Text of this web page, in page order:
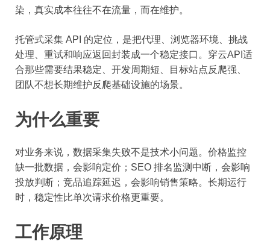
染，真实成本往往不在流量，而在维护。
托管式采集 API 的定位，是把代理、浏览器环境、挑战
处理、重试和响应返回封装成一个稳定接口。穿云API适
合那些需要结果稳定、开发周期短、目标站点反爬强、
团队不想长期维护反爬基础设施的场景。
为什么重要
对业务来说，数据采集失败不是技术小问题。价格监控
缺一批数据，会影响定价；SEO 排名监测中断，会影响
投放判断；竞品追踪延迟，会影响销售策略。长期运行
时，稳定性比单次请求价格更重要。
工作原理